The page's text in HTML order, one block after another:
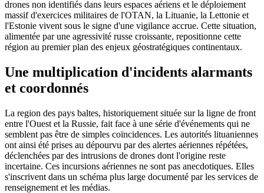
drones non identifiés dans leurs espaces aériens et le déploiement
massif d'exercices militaires de l'OTAN, la Lituanie, la Lettonie et
l'Estonie vivent sous le signe d'une vigilance accrue. Cette situation,
alimentée par une agressivité russe croissante, repositionne cette
région au premier plan des enjeux géostratégiques continentaux.
Une multiplication d'incidents alarmants
et coordonnés
La region des pays baltes, historiquement située sur la ligne de front
entre l'Ouest et la Russie, fait face à une série d'événements qui ne
semblent pas être de simples coïncidences. Les autorités lituaniennes
ont ainsi été prises au dépourvu par des alertes aériennes répétées,
déclenchées par des intrusions de drones dont l'origine reste
incertaine. Ces incursions aériennes ne sont pas anecdotiques. Elles
s'inscrivent dans un schéma plus large documenté par les services de
renseignement et les médias.